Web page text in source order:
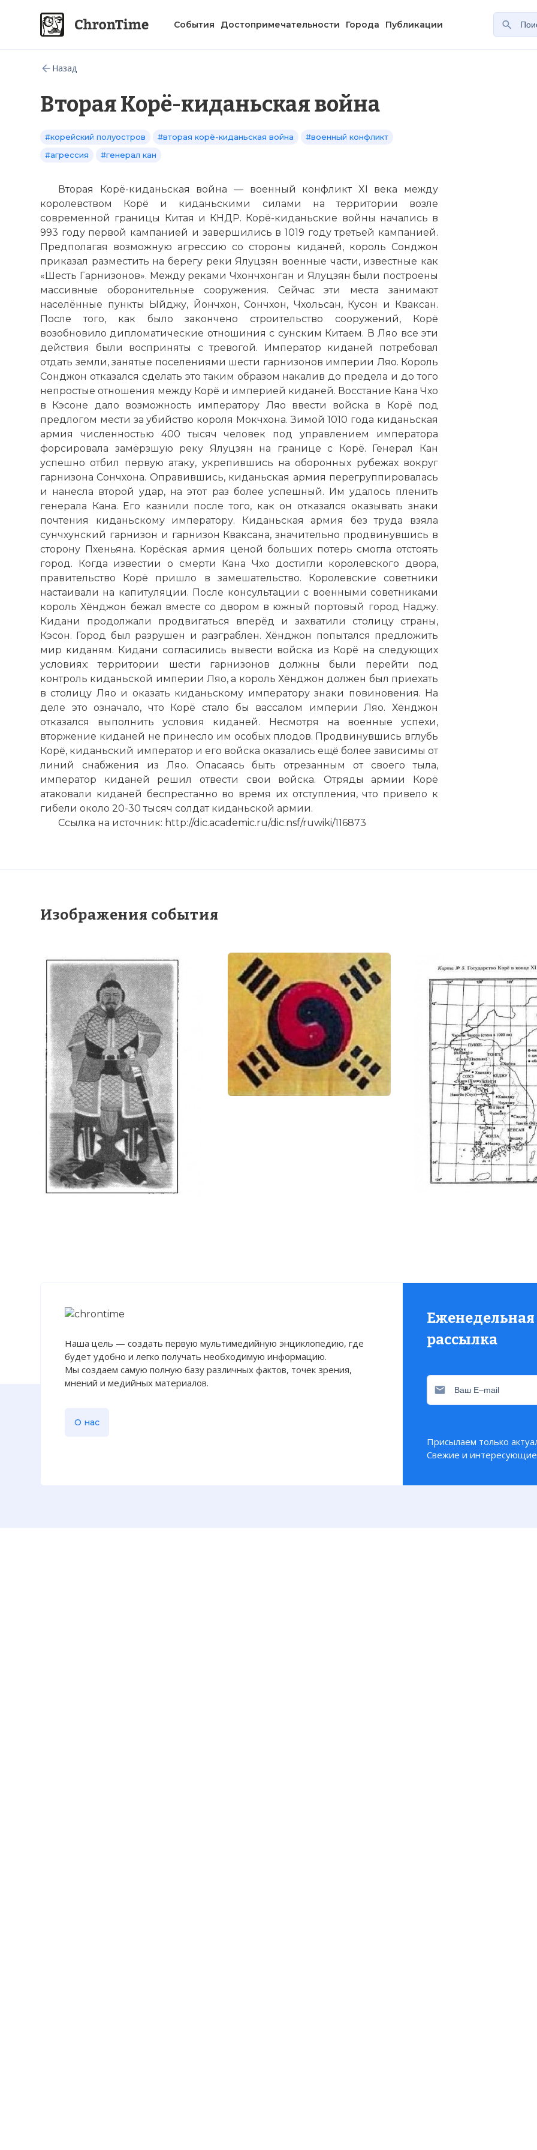
События Достопримечательности Города Публикации
Назад
Вторая Корё-киданьская война
#корейский полуостров #вторая корё-киданьская война
#военный конфликт
#агрессия
#генерал кан
Вторая Корё-киданьская война — военный конфликт XI века между
королевством Корё и киданьскими силами на территории возле
современной границы Китая и КНДР. Корё-киданьские войны начались в
993 году первой кампанией и завершились в 1019 году третьей кампанией.
Предполагая возможную агрессию со стороны киданей, король Сонджон
приказал разместить на берегу реки Ялуцзян военные части, известные как
«Шесть Гарнизонов». Между реками Чхончхонган и Ялуцзян были построены
массивные оборонительные сооружения. Сейчас эти места занимают
населённые пункты Ыйджу, Йончхон, Сончхон, Чхольсан, Кусон и Кваксан.
После того, как было закончено строительство сооружений, Корё
возобновило дипломатические отношиния с сунским Китаем. В Ляо все эти
действия были восприняты с тревогой. Император киданей потребовал
отдать земли, занятые поселениями шести гарнизонов империи Ляо. Король
Сонджон отказался сделать это таким образом накалив до предела и до того
непростые отношения между Корё и империей киданей. Восстание Кана Чхо
в Кэсоне дало возможность императору Ляо ввести войска в Корё под
предлогом мести за убийство короля Мокчхона. Зимой 1010 года киданьская
армия численностью 400 тысяч человек под управлением императора
форсировала замёрзшую реку Ялуцзян на границе с Корё. Генерал Кан
успешно отбил первую атаку, укрепившись на оборонных рубежах вокруг
гарнизона Сончхона. Оправившись, киданьская армия перегруппировалась
и нанесла второй удар, на этот раз более успешный. Им удалось пленить
генерала Кана. Его казнили после того, как он отказался оказывать знаки
почтения киданьскому императору. Киданьская армия без труда взяла
сунчхунский гарнизон и гарнизон Кваксана, значительно продвинувшись в
сторону Пхеньяна. Корёская армия ценой больших потерь смогла отстоять
город. Когда известии о смерти Кана Чхо достигли королевского двора,
правительство Корё пришло в замешательство. Королевские советники
настаивали на капитуляции. После консультации с военными советниками
король Хёнджон бежал вместе со двором в южный портовый город Наджу.
Кидани продолжали продвигаться вперёд и захватили столицу страны,
Кэсон. Город был разрушен и разграблен. Хёнджон попытался предложить
мир киданям. Кидани согласились вывести войска из Корё на следующих
условиях: территории шести гарнизонов должны были перейти под
контроль киданьской империи Ляо, а король Хёнджон должен был приехать
в столицу Ляо и оказать киданьскому императору знаки повиновения. На
деле это означало, что Корё стало бы вассалом империи Ляо. Хёнджон
отказался выполнить условия киданей. Несмотря на военные успехи,
вторжение киданей не принесло им особых плодов. Продвинувшись вглубь
Корё, киданьский император и его войска оказались ещё более зависимы от
линий снабжения из Ляо. Опасаясь быть отрезанным от своего тыла,
император киданей решил отвести свои войска. Отряды армии Корё
атаковали киданей беспрестанно во время их отступления, что привело к
гибели около 20-30 тысяч солдат киданьской армии.
Ссылка на источник: http://dic.academic.ru/dic.nsf/ruwiki/116873
Изображения события
☓
Наша цель — создать первую мультимедийную энциклопедию, где
будет удобно и легко получать необходимую информацию.
Мы создаем самую полную базу различных фактов, точек зрения,
мнений и медийных материалов.
О нас
Еженедельная
рассылка
Присылаем только
Свежие и интересующие